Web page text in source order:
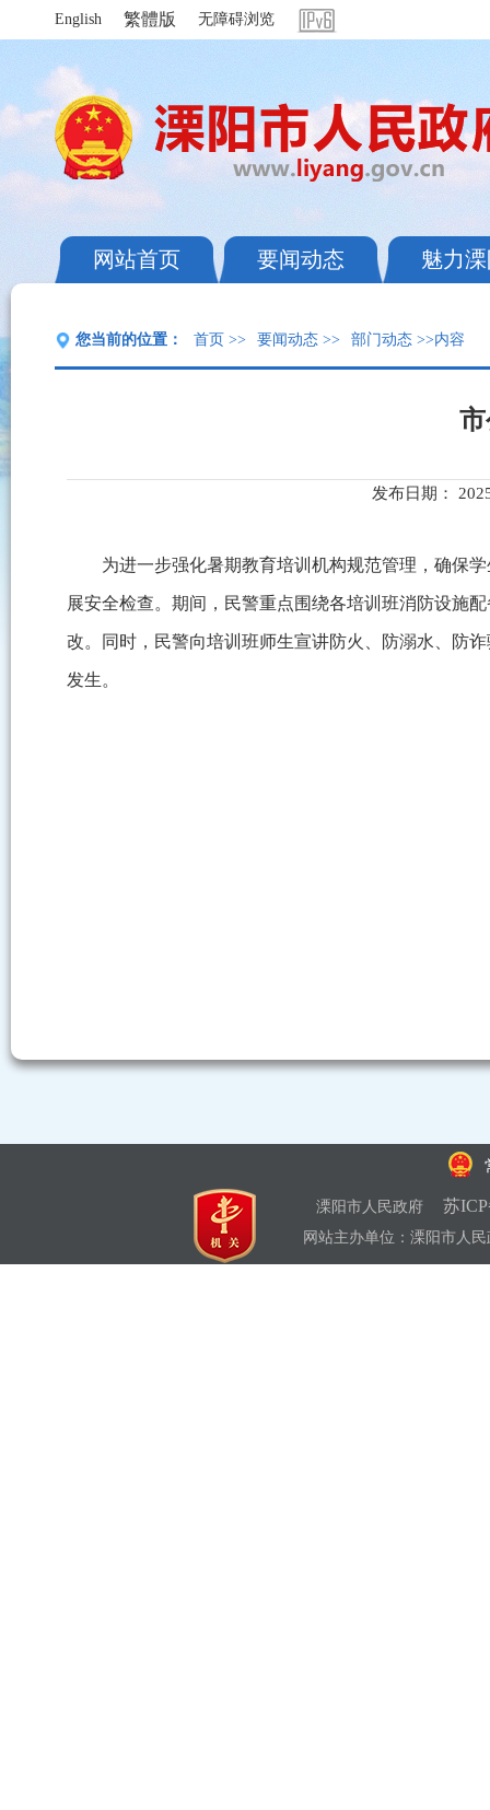
English 繁體版 无障碍浏览
网站首页 要闻动态 魅力
您当前的位置： 首页 >> 要闻动态 >> 部门动态 >>内容
发布日期：
为进一步强化暑期教育培训机构规范管理，确保
展安全检查。期间，民警重点围绕各培训班消防设施
改。同时，民警向培训班师生宣讲防火、防溺水、防
发生。
溧阳市人民政府 苏
网站主办单位：溧阳市人